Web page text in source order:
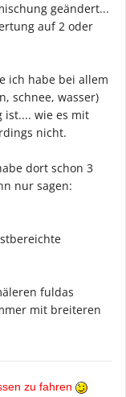
geändert...
auf 2 oder
ich habe bei allem
schnee, wasser)
ist.... wie es mit
nicht.
dort schon 3
nur sagen:
fuldas
mit breiteren
zu fahren